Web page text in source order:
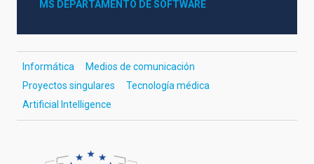
MS DEPARTAMENTO DE SOFTWARE
Informática
Medios de comunicación
Proyectos singulares
Tecnología médica
Artificial Intelligence